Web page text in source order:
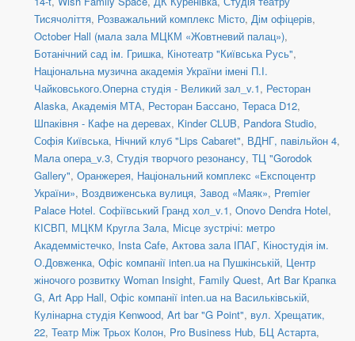
Тисячоліття, Розважальний комплекс Місто, Дім офіцерів,
October Hall (мала зала МЦКМ «Жовтневий палац»),
Ботанічний сад ім. Гришка, Кінотеатр "Київська Русь",
Національна музична академія України імені П.І.
Чайковського.Оперна студія - Великий зал_v.1, Ресторан
Alaska, Академія МТА, Ресторан Бассано, Тераса D12,
Шпаківня - Кафе на деревах, Kinder CLUB, Pandora Studio,
Софія Київська, Нічний клуб "Lips Cabaret", ВДНГ, павільйон 4,
Мала опера_v.3, Студія творчого резонансу, ТЦ "Gorodok
Gallery", Оранжерея, Національний комплекс «Експоцентр
України», Воздвиженська вулиця, Завод «Маяк», Premier
Palace Hotel. Софіївський Гранд хол_v.1, Onovo Dendra Hotel,
КІСВП, МЦКМ Кругла Зала, Місце зустрічі: метро
Академмістечко, Insta Cafe, Актова зала ІПАГ, Кіностудія ім.
О.Довженка, Офіс компанії inten.ua на Пушкінській, Центр
жіночого розвитку Woman Insight, Family Quest, Art Bar Крапка
G, Art App Hall, Офіс компанії inten.ua на Васильківській,
Кулінарна студія Kenwood, Art bar "G Point", вул. Хрещатик,
22, Театр Між Трьох Колон, Pro Business Hub, БЦ Астарта,